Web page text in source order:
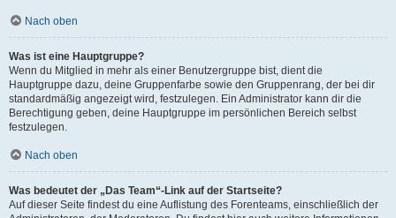
Nach oben
Was ist eine Hauptgruppe?
Wenn du Mitglied in mehr als einer Benutzergruppe bist, dient die
Hauptgruppe dazu, deine Gruppenfarbe sowie den Gruppenrang, der bei dir
standardmäßig angezeigt wird, festzulegen. Ein Administrator kann dir die
Berechtigung geben, deine Hauptgruppe im persönlichen Bereich selbst
festzulegen.
Nach oben
Was bedeutet der „Das Team“-Link auf der Startseite?
Auf dieser Seite findest du eine Auflistung des Forenteams, einschließlich der